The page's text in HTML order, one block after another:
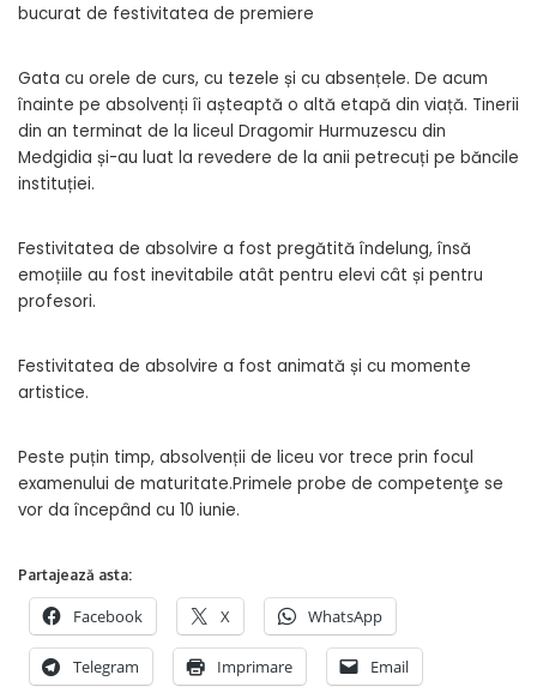
bucurat de festivitatea de premiere
Gata cu orele de curs, cu tezele și cu absențele. De acum
înainte pe absolvenți îi așteaptă o altă etapă din viață. Tinerii
din an terminat de la liceul Dragomir Hurmuzescu din
Medgidia și-au luat la revedere de la anii petrecuți pe băncile
instituției.
Festivitatea de absolvire a fost pregătită îndelung, însă
emoțiile au fost inevitabile atât pentru elevi cât și pentru
profesori.
Festivitatea de absolvire a fost animată și cu momente
artistice.
Peste puțin timp, absolvenții de liceu vor trece prin focul
examenului de maturitate.Primele probe de competenţe se
vor da începând cu 10 iunie.
Partajează asta:
Facebook X WhatsApp
Telegram Imprimare Email